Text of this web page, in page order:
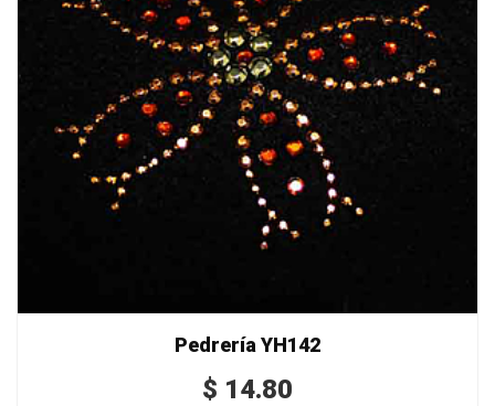
Pedrería YH142
$ 14.80